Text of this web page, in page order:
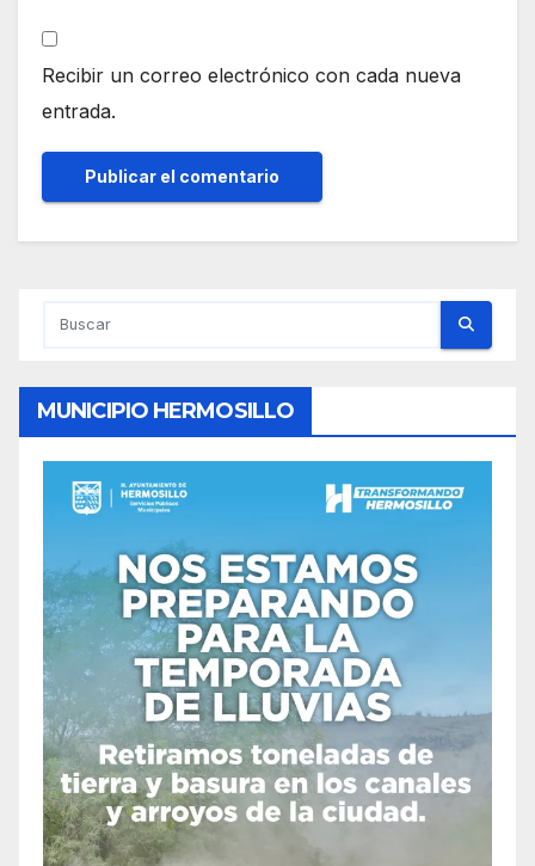
Recibir un correo electrónico con cada nueva
entrada.
MUNICIPIO HERMOSILLO